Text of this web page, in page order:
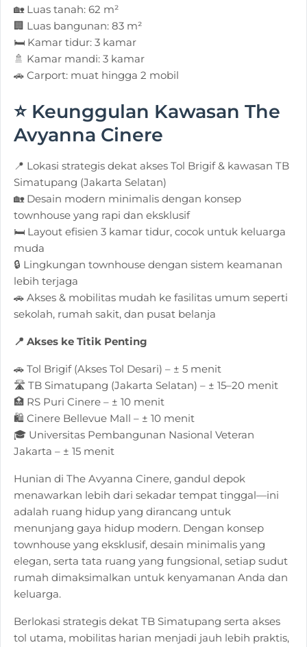
🏡 Luas tanah: 62 m²
🏢 Luas bangunan: 83 m²
🛏️ Kamar tidur: 3 kamar
🚿 Kamar mandi: 3 kamar
🚗 Carport: muat hingga 2 mobil
⭐ Keunggulan KawasanThe
Avyanna Cinere
📍 Lokasi strategis dekat akses Tol Brigif & kawasan TB
Simatupang (Jakarta Selatan)
🏡 Desain modern minimalis dengan konsep
townhouse yang rapi dan eksklusif
🛏️ Layout efisien 3 kamar tidur, cocok untuk keluarga
muda
🔒 Lingkungan townhouse dengan sistem keamanan
lebih terjaga
🚗 Akses & mobilitas mudah ke fasilitas umum seperti
sekolah, rumah sakit, dan pusat belanja
📍 Akses ke Titik Penting
🚗 Tol Brigif (Akses Tol Desari) – ± 5 menit
🛣️ TB Simatupang (Jakarta Selatan) – ± 15–20 menit
🏥 RS Puri Cinere – ± 10 menit
🛍️ Cinere Bellevue Mall – ± 10 menit
🎓 Universitas Pembangunan Nasional Veteran
Jakarta – ± 15 menit
Hunian di The Avyanna Cinere, gandul depok
menawarkan lebih dari sekadar tempat tinggal—ini
adalah ruang hidup yang dirancang untuk
menunjang gaya hidup modern. Dengan konsep
townhouse yang eksklusif, desain minimalis yang
elegan, serta tata ruang yang fungsional, setiap sudut
rumah dimaksimalkan untuk kenyamanan Anda dan
keluarga.
Berlokasi strategis dekat TB Simatupang serta akses
tol utama, mobilitas harian menjadi jauh lebih praktis,